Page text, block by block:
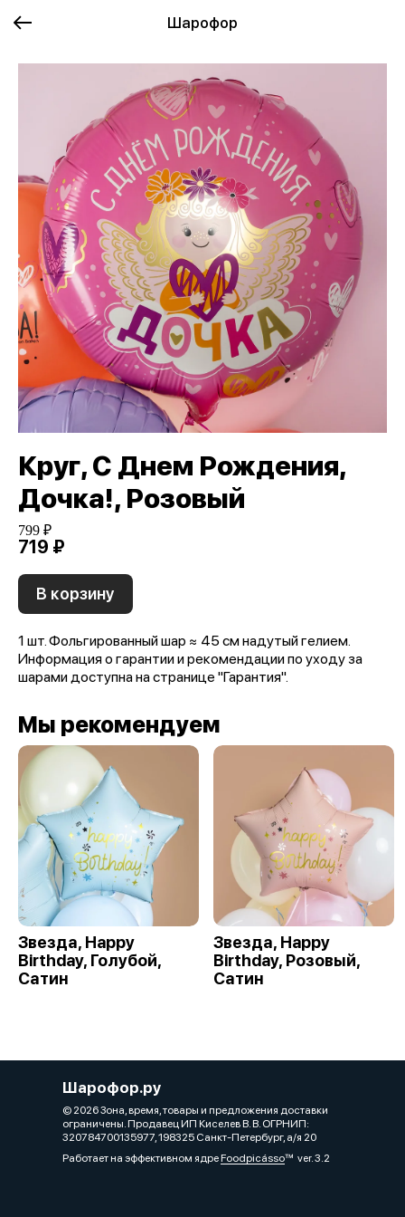
Шарофор
Круг, С Днем Рождения,
Дочка!, Розовый
799 ₽
719 ₽
В корзину
1 шт. Фольгированный шар ≈ 45 см надутый гелием.
Информация о гарантии и рекомендации по уходу за
шарами доступна на странице "Гарантия".
Мы рекомендуем
Звезда, Happy
Birthday, Голубой,
Сатин
Звезда, Happy
Birthday, Розовый,
Сатин
Шарофор.ру
© 2026 Зона, время, товары и предложения доставки
ограничены. Продавец ИП Киселев В. В. ОГРНИП:
320784700135977, 198325 Санкт-Петербург, а/я 20
Работает на эффективном ядреFoodpicássover. 3.2